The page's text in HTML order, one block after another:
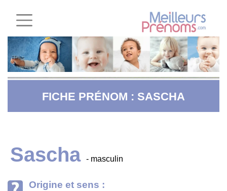
FICHE PRÉNOM : SASCHA
Sascha - masculin
Origine et sens :